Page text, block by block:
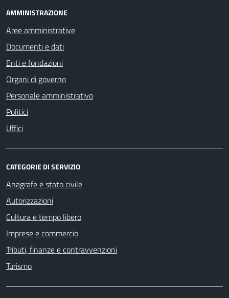
AMMINISTRAZIONE
Aree amministrative
Documenti e dati
Enti e fondazioni
Organi di governo
Personale amministrativo
Politici
Uffici
CATEGORIE DI SERVIZIO
Anagrafe e stato civile
Autorizzazioni
Cultura e tempo libero
Imprese e commercio
Tributi, finanze e contravvenzioni
Turismo